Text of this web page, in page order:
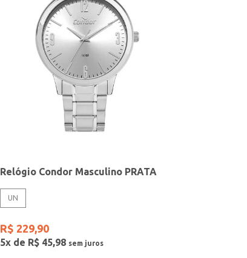
Relógio Condor Masculino PRATA
UN
R$ 229,90
5x de R$ 45,98